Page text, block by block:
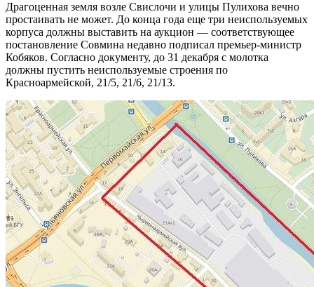
Драгоценная земля возле Свислочи и улицы Пулихова вечно
простаивать не может. До конца года еще три неиспользуемых
корпуса должны выставить на аукцион — соответствующее
постановление Совмина недавно подписал премьер-министр
Кобяков. Согласно документу, до 31 декабря с молотка
должны пустить неиспользуемые строения по
Красноармейской, 21/5, 21/6, 21/13.